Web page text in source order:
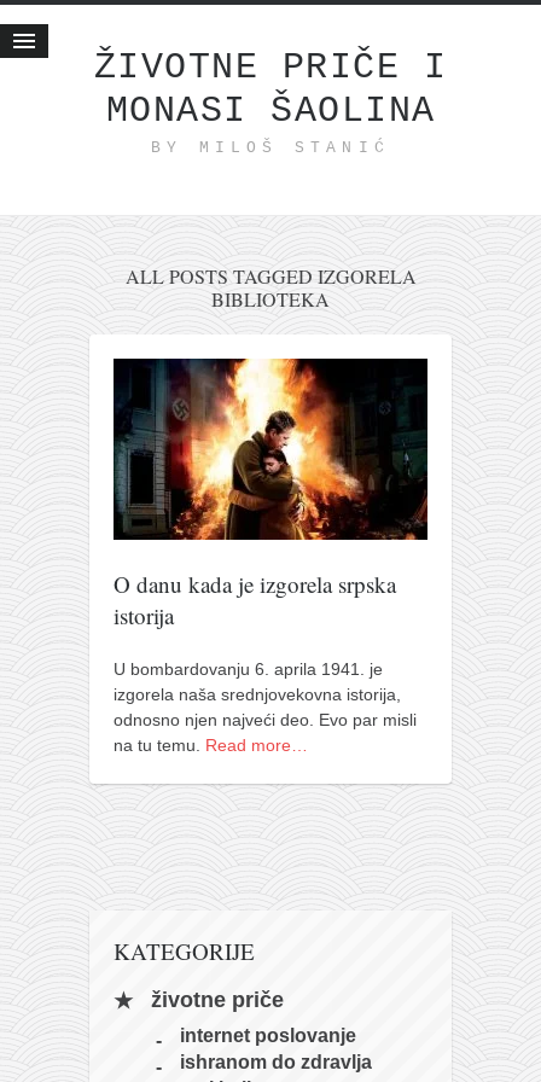
ŽIVOTNE PRIČE I
MONASI ŠAOLINA
BY MILOŠ STANIĆ
Životne priče
internet poslovanje
ishranom do zdravlja
moj haiku
bonus sadržaj
Svetlopis
zakonopravilo
duhovni otac
pravoslavlje
zabranjena istorija
ćirilica
porodične priče
umesto tvitera
kalendar srpski
azbuki i knjige
Okinava karate
najnovije na blogu
moje beleške
istorija karatea
bubishi
ALL POSTS TAGGED IZGORELA
BIBLIOTEKA
O danu kada je izgorela srpska
istorija
U bombardovanju 6. aprila 1941. je
izgorela naša srednjovekovna istorija,
odnosno njen najveći deo. Evo par misli
na tu temu. Read more…
KATEGORIJE
životne priče
internet poslovanje
ishranom do zdravlja